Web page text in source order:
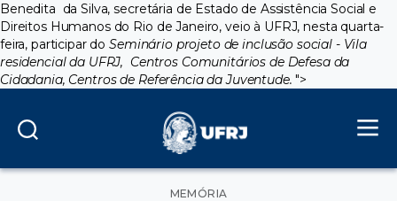
Benedita da Silva, secretária de Estado de Assistência Social e
Direitos Humanos do Rio de Janeiro, veio à UFRJ, nesta quarta-
feira, participar doSeminário projeto de inclusão social - Vila
residencial da UFRJ, Centros Comunitários de Defesa da
Cidadania, Centros de Referência da Juventude. ">
Categorias
MEMÓRIA